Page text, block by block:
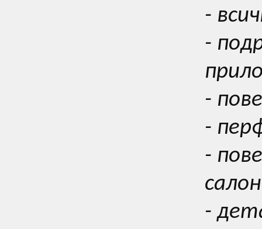
-
-
-
-
-
-